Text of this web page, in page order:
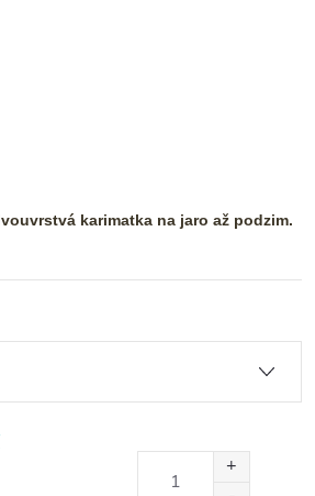
karimatka na jaro až podzim.